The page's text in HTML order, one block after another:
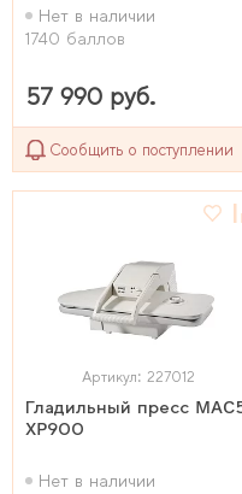
Нет в наличии
1740 баллов
57 990 руб.
Сообщить о поступлении
Артикул: 227012
Гладильный пресс
XP900
Нет в наличии